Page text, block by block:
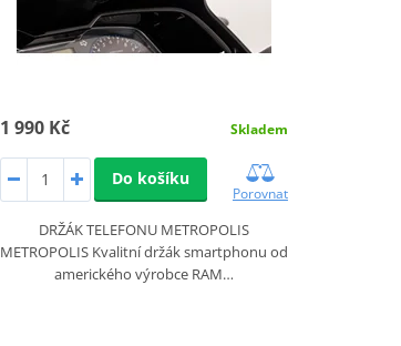
1 990 Kč Skladem
Do košíku
Porovnat
DRŽÁK TELEFONU METROPOLIS
METROPOLIS Kvalitní držák smartphonu od
amerického výrobce RAM…